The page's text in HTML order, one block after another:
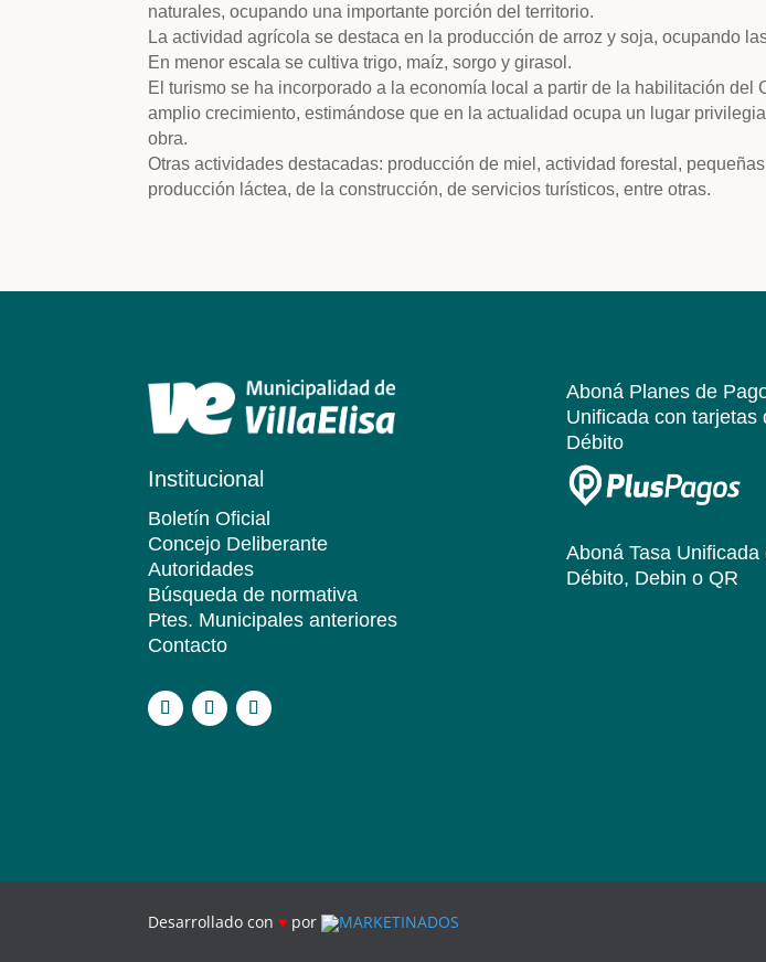
naturales, ocupando una importante porción del territorio.
La actividad agrícola se destaca en la producción de arroz y soja, ocupando
En menor escala se cultiva trigo, maíz, sorgo y girasol.
El turismo se ha incorporado a la economía local a partir de la habilitación
amplio crecimiento, estimándose que en la actualidad ocupa un lugar
obra.
Otras actividades destacadas: producción de miel, actividad forestal,
producción láctea, de la construcción, de servicios turísticos, entre otras.
Institucional
Boletín Oficial
Concejo Deliberante
Autoridades
Búsqueda de normativa
Ptes. Municipales anteriores
Contacto
Aboná Planes de
Unificadacon tarjetas
Débito
Aboná Tasa Unificada
Débito, Debin o QR
Desarrollado con ♥ por